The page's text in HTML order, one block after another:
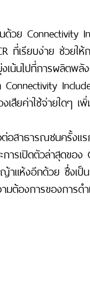
วย Connectivity
ที่เรียบง่าย ช่วยใ
เน้นไปที่การผลิตพ
เสียค่าใช้จ่ายใดๆ เ
อสาธารณชนครั้งแ
ารเปิดตัวล่าสุดขอ
ห้งอีกด้วย ซึ่งเป็น
ต้องการของการดำ